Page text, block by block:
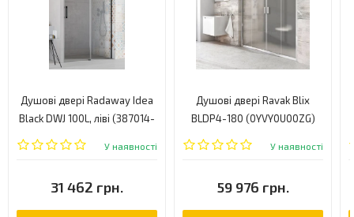
Товщина скла: 8 мм
Сторона кріплення: універсальна
Матеріал: алюміній/скло
Душові двері Radaway Idea
Black DWJ 100L, ліві (387014-
54-01L)
У наявності
31 462 грн.
Душові двері Ravak Blix
BLDP4-180 (0YVY0U00ZG)
У наявності
59 976 грн.